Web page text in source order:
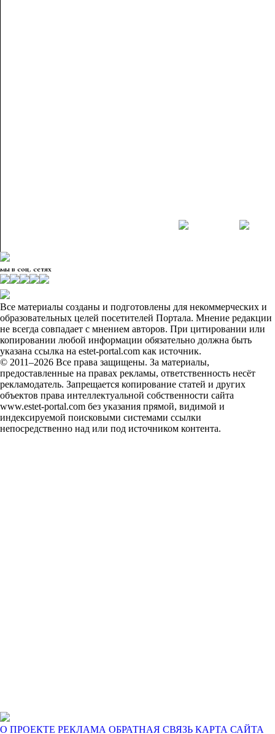
мы в соц. сетях
Все материалы созданы и подготовлены для некоммерческих и
образовательных целей посетителей Портала. Мнение редакции
не всегда совпадает с мнением авторов. При цитировании или
копировании любой информации обязательно должна быть
указана ссылка на estet-portal.com как источник.
© 2011–2026 Все права защищены. За материалы,
предоставленные на правах рекламы, ответственность несёт
рекламодатель. Запрещается копирование статей и других
объектов права интеллектуальной собственности сайта
www.estet-portal.com без указания прямой, видимой и
индексируемой поисковыми системами ссылки
непосредственно над или под источником контента.
О ПРОЕКТЕ РЕКЛАМА ОБРАТНАЯ СВЯЗЬ КАРТА САЙТА